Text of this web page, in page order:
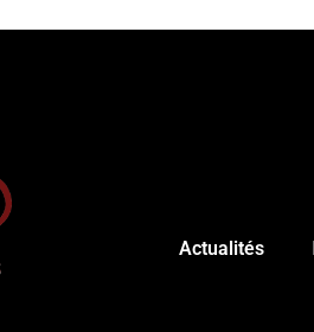
Actualités